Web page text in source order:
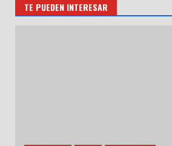
TE PUEDEN INTERESAR